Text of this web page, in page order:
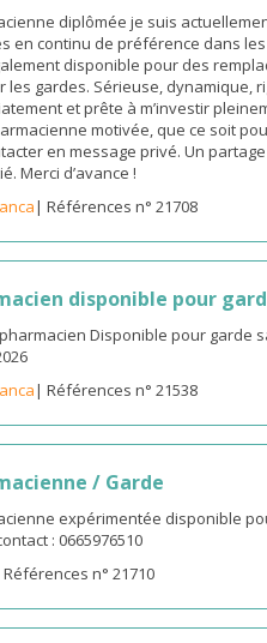
diplômée je suis
en continu de préférence dans
disponible pour des
les gardes. Sérieuse, dynamique,
et prête à m’investir
motivée, que ce soit
en message privé. Un
Merci d’avance !
| Références n° 21708
disponible pour
Disponible pour garde
| Références n° 21538
/ Garde
expérimentée disponible
: 0665976510
n° 21710